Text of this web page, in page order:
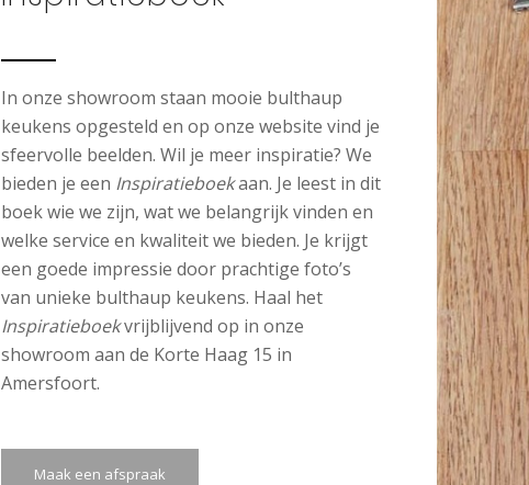
In onze showroom staan mooie bulthaup
keukens opgesteld en op onze website vind je
sfeervolle beelden. Wil je meer inspiratie? We
bieden je een Inspiratieboekaan. Je leest in dit
boek wie we zijn, wat we belangrijk vinden en
welke service en kwaliteit we bieden. Je krijgt
een goede impressie door prachtige foto’s
van unieke bulthaup keukens. Haal het
Inspiratieboekvrijblijvend op in onze
showroom aan de Korte Haag 15 in
Amersfoort.
Maak een afspraak